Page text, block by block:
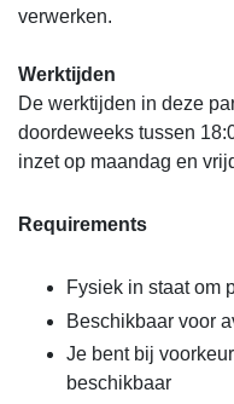
verwerken.
Werktijden
De werktijden in deze
doordeweeks tussen
inzet op maandag en
Requirements
Fysiek in staat om
Beschikbaar voor
Je bent bij
beschikbaar